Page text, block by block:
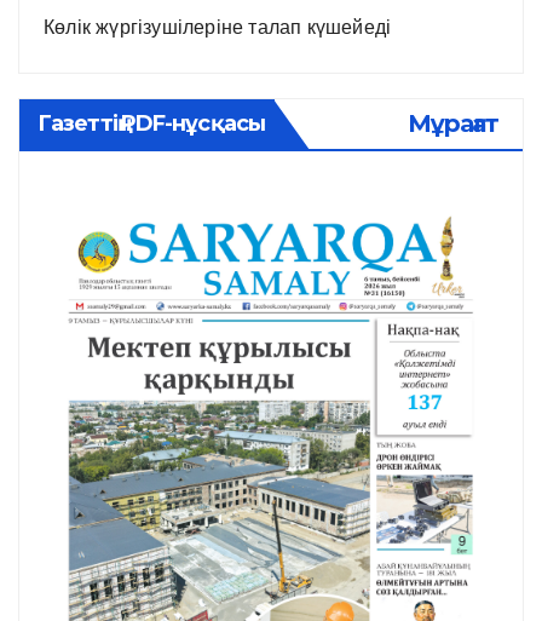
Көлік жүргізушілеріне талап күшейеді
Газеттің PDF-нұсқасы Мұрағат